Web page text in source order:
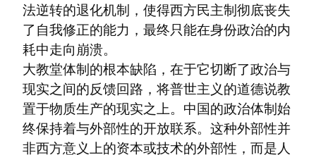
法逆转的退化机制，使得西方民主制彻底丧失
了自我修正的能力，最终只能在身份政治的内
耗中走向崩溃。
大教堂体制的根本缺陷，在于它切断了政治与
现实之间的反馈回路，将普世主义的道德说教
置于物质生产的现实之上。中国的政治体制始
终保持着与外部性的开放联系。这种外部性并
非西方意义上的资本或技术的外部性，而是人